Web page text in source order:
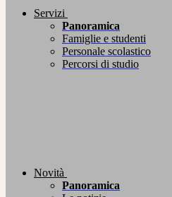
Servizi
Panoramica
Famiglie e studenti
Personale scolastico
Percorsi di studio
Novità
Panoramica